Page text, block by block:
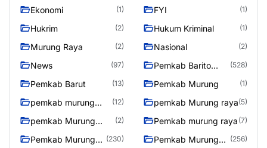
Ekonomi (1) FYI (1)
Hukrim (2) Hukum Kriminal (1)
Murung Raya (2) Nasional (2)
News (97)
Pemkab Barito
(528)
Pemkab Barut (13) Pemkab Murung (1)
pemkab murung
(12) pemkab Murung raya(5)
pemkab Murung
(2) Pemkab murung raya (7)
Pemkab Murung
(230)
Pemkab Murung
(256)